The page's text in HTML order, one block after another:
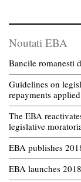
Noutati EBA
Bancile romanesti
Guidelines on
repayments
The EBA
legislative
EBA publishes
EBA launches